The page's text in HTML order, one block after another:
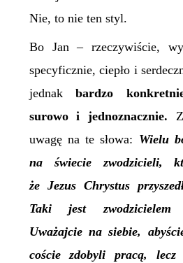
Nie, to nie ten styl.
Bo Jan – rzeczywiście,
specyficznie, ciepło i
jednakbardzo
surowo i jednoznacznie.
uwagę na te słowa: Wielu
na świecie zwodzicieli,
że Jezus Chrystus
Taki jest zwodzicielem
Uważajcie na siebie,
coście zdobyli pracą, lecz